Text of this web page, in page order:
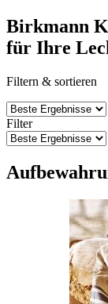
Birkmann
für Ihre
Filtern & sortieren
Filter